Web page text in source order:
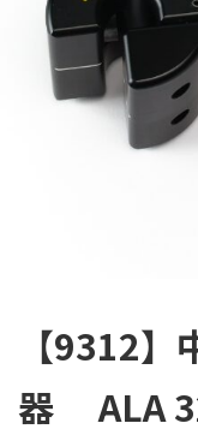
【9312
器 ALA